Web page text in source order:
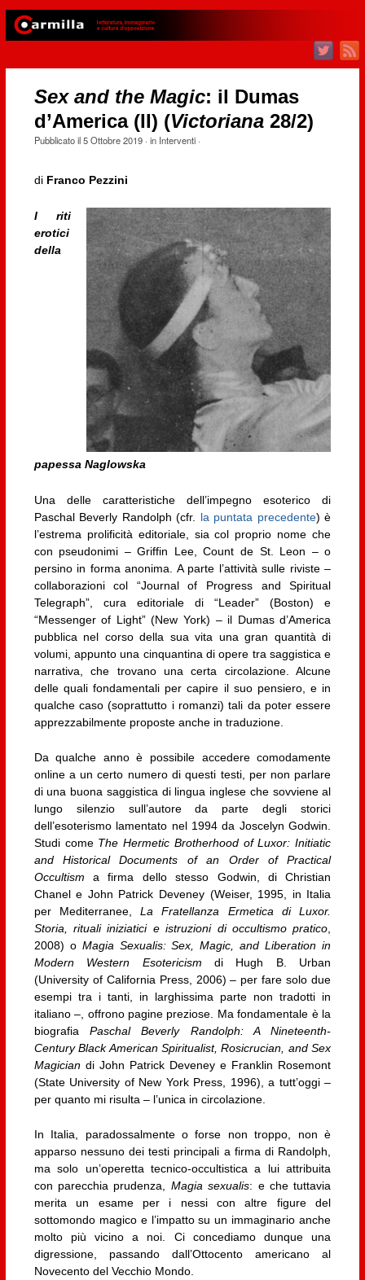
Sex and the Magic: il Dumas
d’America (II) (Victoriana28/2)
Pubblicato il5 Ottobre 2019· in Interventi·
di Franco Pezzini
I riti
erotici
della
papessa Naglowska
Una delle caratteristiche dell’impegno esoterico di
Paschal Beverly Randolph (cfr. la puntata precedente) è
l’estrema prolificità editoriale, sia col proprio nome che
con pseudonimi – Griffin Lee, Count de St. Leon – o
persino in forma anonima. A parte l’attività sulle riviste –
collaborazioni col “Journal of Progress and Spiritual
Telegraph”, cura editoriale di “Leader” (Boston) e
“Messenger of Light” (New York) – il Dumas d’America
pubblica nel corso della sua vita una gran quantità di
volumi, appunto una cinquantina di opere tra saggistica e
narrativa, che trovano una certa circolazione. Alcune
delle quali fondamentali per capire il suo pensiero, e in
qualche caso (soprattutto i romanzi) tali da poter essere
apprezzabilmente proposte anche in traduzione.
Da qualche anno è possibile accedere comodamente
online a un certo numero di questi testi, per non parlare
di una buona saggistica di lingua inglese che sovviene al
lungo silenzio sull’autore da parte degli storici
dell’esoterismo lamentato nel 1994 da Joscelyn Godwin.
Studi come The Hermetic Brotherhood of Luxor: Initiatic
and Historical Documents of an Order of Practical
Occultism a firma dello stesso Godwin, di Christian
Chanel e John Patrick Deveney (Weiser, 1995, in Italia
per Mediterranee,La Fratellanza Ermetica di Luxor.
Storia, rituali iniziatici e istruzioni di occultismo pratico
2008) o Magia Sexualis: Sex, Magic, and Liberation in
Modern Western Esotericism di Hugh B. Urban
(University of California Press, 2006) – per fare solo due
esempi tra i tanti, in larghissima parte non tradotti in
italiano –, offrono pagine preziose. Ma fondamentale è la
biografiaPaschal Beverly Randolph: A Nineteenth-
Century Black American Spiritualist, Rosicrucian, and Sex
Magiciandi John Patrick Deveney e Franklin Rosemont
(State University of New York Press, 1996), a tutt’oggi –
per quanto mi risulta – l’unica in circolazione.
In Italia, paradossalmente o forse non troppo, non è
apparso nessuno dei testi principali a firma di Randolph,
ma solo un’operetta tecnico-occultistica a lui attribuita
con parecchia prudenza, Magia sexualis: e che tuttavia
merita un esame per i nessi con altre figure del
sottomondo magico e l’impatto su un immaginario anche
molto più vicino a noi. Ci concediamo dunque una
digressione, passando dall’Ottocento americano al
Novecento del Vecchio Mondo.